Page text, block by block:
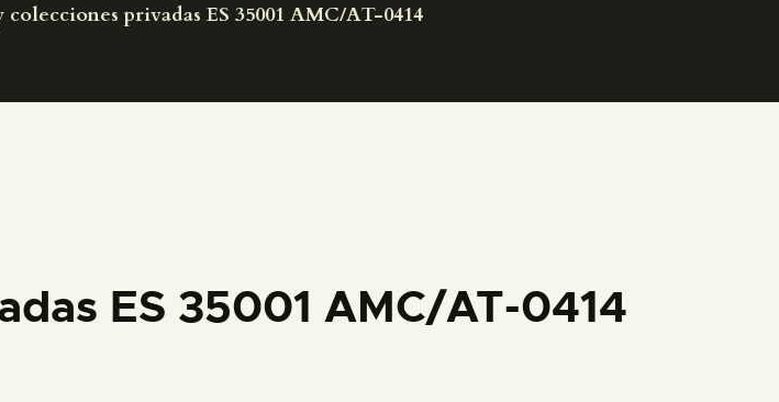
colecciones privadas ES 35001 AMC/AT-0414
ES 35001 AMC/AT-0414